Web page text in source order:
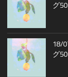
グ50
18/
グ50